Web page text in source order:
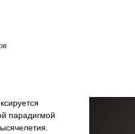
парадигмой